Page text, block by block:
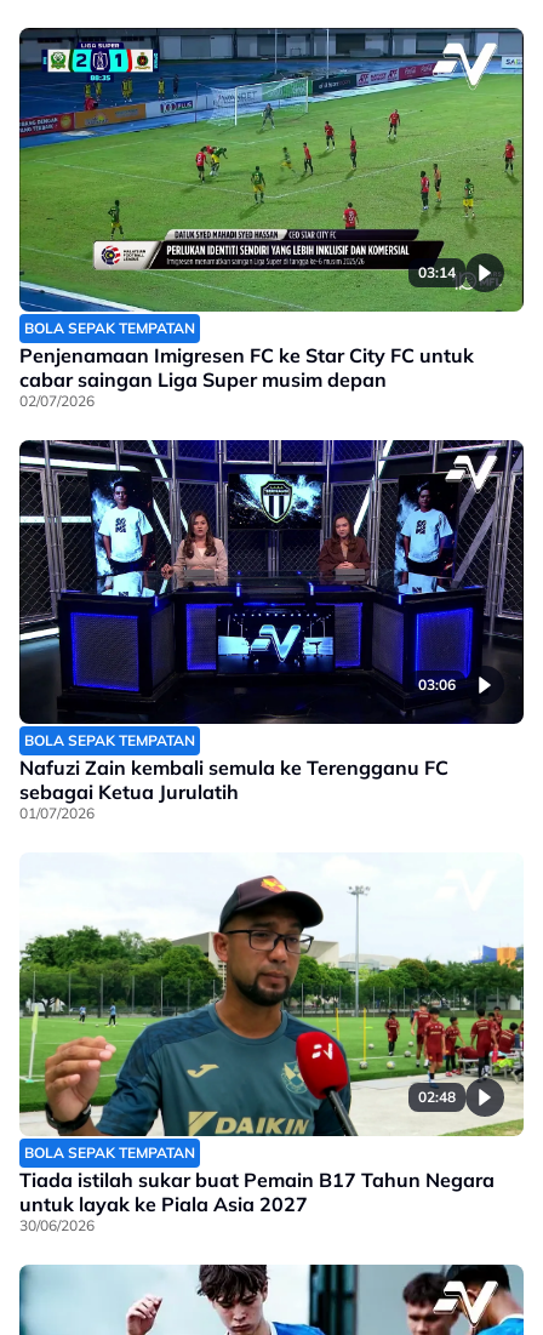
03:14
BOLA SEPAK TEMPATAN
Penjenamaan Imigresen FC ke Star City FC untuk
cabar saingan Liga Super musim depan
02/07/2026
03:06
BOLA SEPAK TEMPATAN
Nafuzi Zain kembali semula ke Terengganu FC
sebagai Ketua Jurulatih
01/07/2026
02:48
BOLA SEPAK TEMPATAN
Tiada istilah sukar buat Pemain B17 Tahun Negara
untuk layak ke Piala Asia 2027
30/06/2026